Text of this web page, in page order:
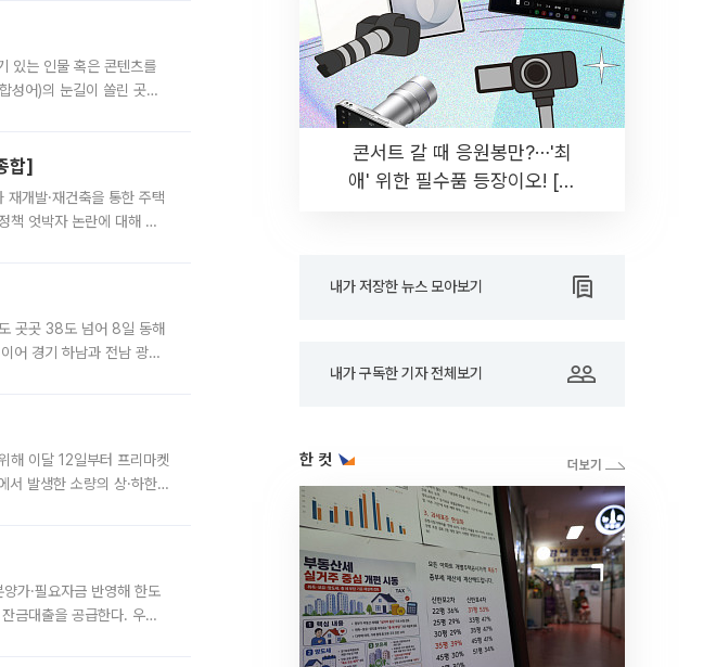
있는 인물 혹은 콘텐츠를
성어)의 눈길이 쏠린 곳은
합]
개발·재건축을 통한 주택
책 엇박자 논란에 대해 정
곳곳 38도 넘어 8일 동해
어 경기 하남과 전남 광양
해 이달 12일부터 프리마켓
서 발생한 소량의 상·하한
가·필요자금 반영해 한도
금대출을 공급한다. 우리
콘서트 갈 때 응원봉만?⋯'최
애' 위한 필수품 등장이오! [솔
내가 저장한 뉴스 모아보기
내가 구독한 기자 전체보기
한 컷